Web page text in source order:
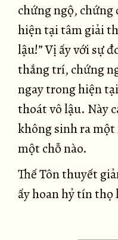
chứng ngộ,
hiện tại tâm giải
lậu!” Vị ấy với sự
thắng trí, chứng
ngay trong hiện
thoát vô lậu. Này
không sinh ra
một chỗ nào.
Thế Tôn thuyết
ấy hoan hỷ tín thọ